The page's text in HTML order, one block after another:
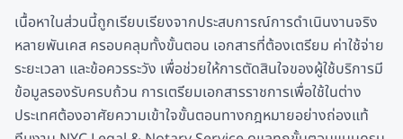
เนื้อหาในส่วนนี้ถูกเรียบเรียงจากประสบการณ์การดำเนินงานจริง
หลายพันเคส ครอบคลุมทั้งขั้นตอน เอกสารที่ต้องเตรียม ค่าใช้จ่าย
ระยะเวลา และข้อควรระวัง เพื่อช่วยให้การตัดสินใจของผู้ใช้บริการมี
ข้อมูลรองรับครบถ้วน การเตรียมเอกสารราชการเพื่อใช้ในต่าง
ประเทศต้องอาศัยความเข้าใจขั้นตอนทางกฎหมายอย่างถ่องแท้